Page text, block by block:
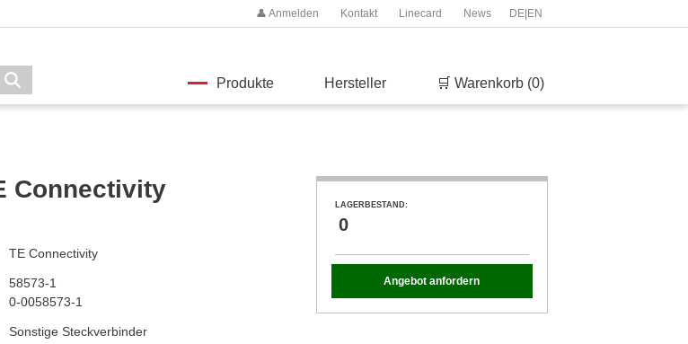
DE| EN
👤 Anmelden Kontakt Linecard News
Produkte Hersteller 🛒 Warenkorb (0)
Connectivity
TE Connectivity
58573-1
0-0058573-1
Sonstige Steckverbinder
LAGERBESTAND:
0
Angebot anfordern